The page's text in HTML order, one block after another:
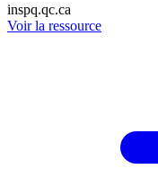
inspq.qc.ca
Voir la ressource